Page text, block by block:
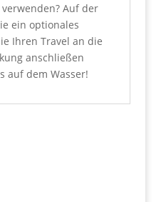
Auf der
ein optionales
Ihren Travel an die
anschließen
auf dem Wasser!